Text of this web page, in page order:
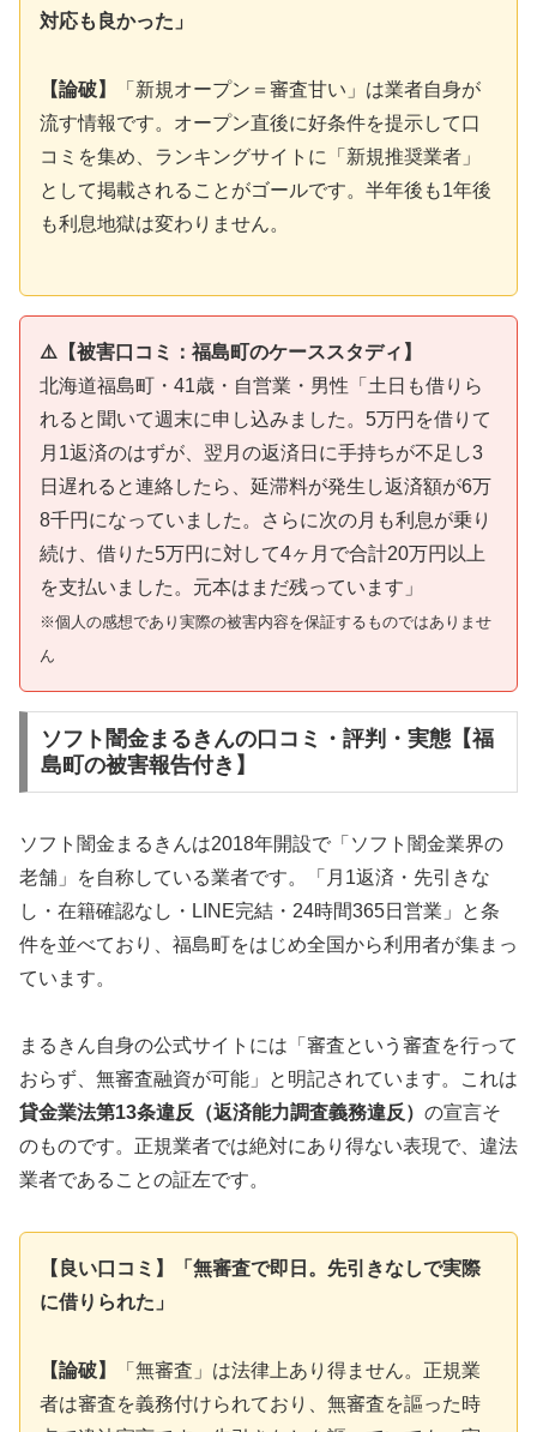
対応も良かった」
【論破】
「新規オープン＝審査甘い」は業者自身が
流す情報です。オープン直後に好条件を提示して口
コミを集め、ランキングサイトに「新規推奨業者」
として掲載されることがゴールです。半年後も1年後
も利息地獄は変わりません。
⚠️【被害口コミ：福島町のケーススタディ】
北海道福島町・41歳・自営業・男性「土日も借りら
れると聞いて週末に申し込みました。5万円を借りて
月1返済のはずが、翌月の返済日に手持ちが不足し3
日遅れると連絡したら、延滞料が発生し返済額が6万
8千円になっていました。さらに次の月も利息が乗り
続け、借りた5万円に対して4ヶ月で合計20万円以上
を支払いました。元本はまだ残っています」
※個人の感想であり実際の被害内容を保証するものではありませ
ん
ソフト闇金まるきんの口コミ・評判・実態【福
島町の被害報告付き】
ソフト闇金まるきんは2018年開設で「ソフト闇金業界の
老舗」を自称している業者です。「月1返済・先引きな
し・在籍確認なし・LINE完結・24時間365日営業」と条
件を並べており、福島町をはじめ全国から利用者が集まっ
ています。
まるきん自身の公式サイトには「審査という審査を行って
おらず、無審査融資が可能」と明記されています。これは
貸金業法第13条違反（返済能力調査義務違反） の宣言そ
のものです。正規業者では絶対にあり得ない表現で、違法
業者であることの証左です。
【良い口コミ】「無審査で即日。先引きなしで実際
に借りられた」
【論破】
「無審査」は法律上あり得ません。正規業
者は審査を義務付けられており、無審査を謳った時